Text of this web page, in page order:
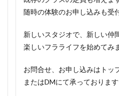
随時の体験のお申し込みも受
新しいスタジオで、新しい仲
楽しいフラライフを始めてみ
お問合せ、お申し込みはトッ
またはDMにて承っております